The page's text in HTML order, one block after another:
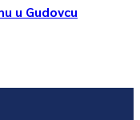
u Gudovcu